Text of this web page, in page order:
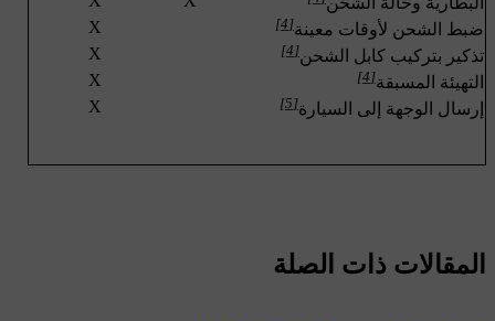
ضبط الشحن لأوقات معينة[4]
X
تذكير بتركيب كابل الشحن[4]
X
التهيئة المسبقة[4]
X
إرسال الوجهة إلى السيارة[5]
X
المقالات ذات الصلة